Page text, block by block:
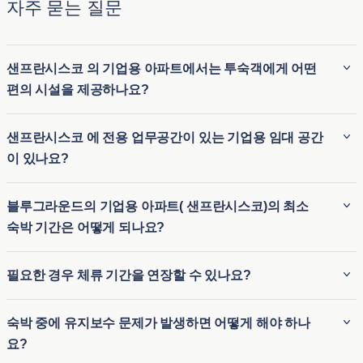
자주 묻는 질문
샌프란시스코 의 기업용 아파트에서는 투숙객에게 어떤
편의 시설을 제공하나요?
되어 있으며 고속 Wi-Fi, 완비된 주방, 스마트 TV, 객실 내 세탁
실, 고급 침구 등의 편의시설을 갖추고 있는 경우가 많습니다.
또한 피트니스 센터, 수영장, 옥상 라운지를 이용할 수 있는 숙
소도 많아 편안하고 편리한 숙박이 가능합니다. 집과 같은 경험
에 호텔 수준의 서비스를 더하는 것이 목표입니다.
샌프란시스코 에 전용 업무공간이 있는 기업용 임대 공간
이 있나요?
격 근무자를 염두에 두고 설계되었으며 전용 업무공간을 갖추
고 있습니다. 이러한 업무공간에는 일반적으로 편안한 책상, 인
체공학적 의자, 강력한 Wi-Fi 연결이 포함되어 있어 생산적인
환경을 보장합니다. 따라서 원격으로 근무하는 전문가나 장기
출장 중인 전문가에게 적합한 아파트입니다.
블루그라운드의 기업용 아파트( 샌프란시스코)의 최소
숙박 기간은 어떻게 되나요?
로 30 박입니다. 이러한 유연성 덕분에 출장자, 장기 체류자 또
는 임시 숙소가 필요한 사람들에게 이상적입니다. 단, 숙소마다
조건이 조금씩 다를 수 있으므로 관심 있는 도시의 구체적인 조
건을 확인하는 것이 가장 좋습니다.
필요한 경우 체류 기간을 연장할 수 있나요?
이용 가능 여부에 따라 체류 기간을 연장할 수 있습니다. 연장
신청은 블루그라운드의 사용자 친화적인 앱을 통해 직접 관리
숙박 중에 유지보수 문제가 발생하면 어떻게 해야 하나
요?